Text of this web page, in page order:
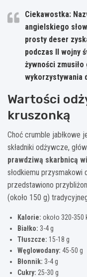
Ciekawostka:
angielskiego
prosty deser
podczas II wojny
żywności
wykorzystywania
Wartości
kruszonką
Choć crumble jabłkowe
składniki odżywcze,
prawdziwą skarbnicą
słodkiemu
przedstawiono
(około 150 g)
Kalorie: około 320-350
Białko: 3-4 g
Tłuszcze: 15-18 g
Węglowodany: 45-50 g
Błonnik: 3-4 g
Cukry: 25-30 g